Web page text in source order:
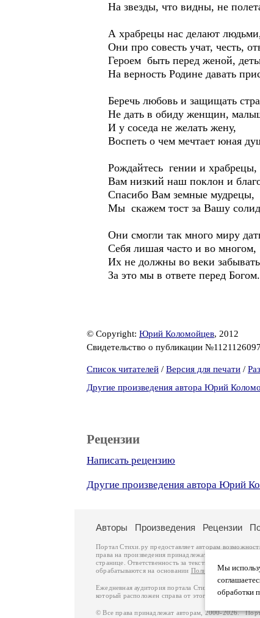
На звезды, что видны, не
А храбрецы нас делают
Они про совесть учат, честь,
Героем быть перед женой,
На верность Родине давать
Беречь любовь и защищать
Не дать в обиду женщин,
И у соседа не желать жену,
Воспеть о чем мечтает юная
Рождайтесь гении и храбрецы,
Вам низкий наш поклон и
Спасибо Вам земные мудрецы,
Мы скажем тост за Вашу
Они смогли так много миру
Себя лишая часто и во многом,
Их не должны во веки
За это мы в ответе перед Богом.
© Copyright: Юрий Коломойцев, 2012
Свидетельство о публикации
Список читателей / Версия для печати /
Другие произведения автора Юрий
Рецензии
Написать рецензию
Другие произведения автора Юрий
Мы
обработки
Авторы Произведения Рецензии
Портал Стихи.ру предоставляет авторам
права на произведения принадлежат авторам и
странице. Ответственность за тексты произведений
обрабатываются на основании Политики обработки
Ежедневная аудитория портала Стихи.ру – порядка
который расположен справа от этого текста. В
© Все права принадлежат авторам, 2000-2026.